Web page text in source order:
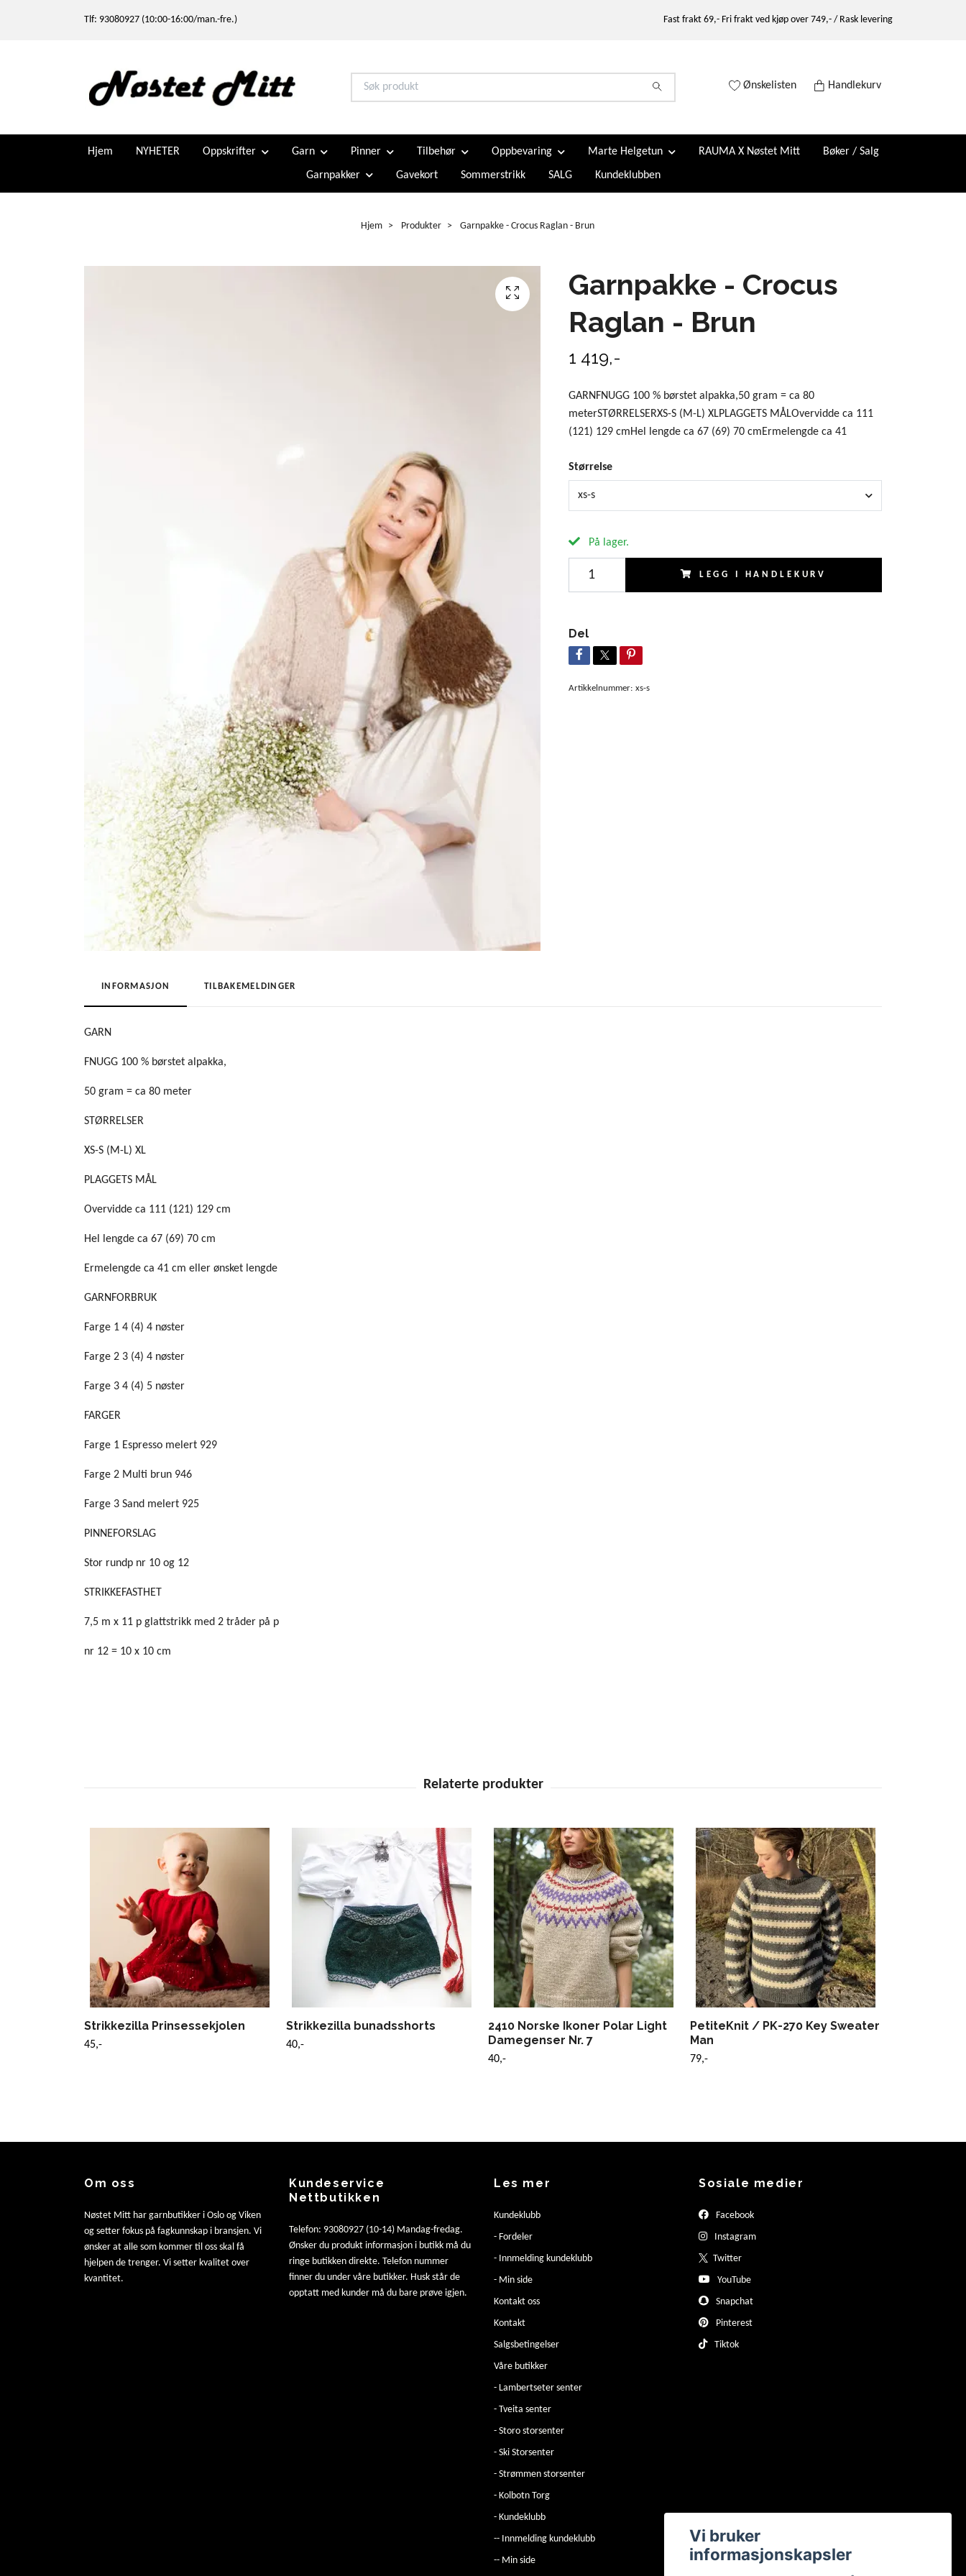
Tlf: 93080927 (10:00-16:00/man.-fre.) Fast frakt 69,- Fri frakt ved kjøp over 749,- / Rask levering
Ønskelisten Handlekurv
Hjem NYHETER Oppskrifter Garn Pinner Tilbehør Oppbevaring Marte Helgetun RAUMA X Nøstet Mitt Bøker / Salg
Garnpakker Gavekort Sommerstrikk SALG Kundeklubben
Hjem Produkter Garnpakke - Crocus Raglan - Brun
Garnpakke - Crocus
Raglan - Brun
1 419,-
GARNFNUGG 100 % børstet alpakka,50 gram = ca 80
meterSTØRRELSERXS-S (M-L) XLPLAGGETS MÅLOvervidde ca 111
(121) 129 cmHel lengde ca 67 (69) 70 cmErmelengde ca 41
Størrelse
xs-s
På lager.
LEGG I HANDLEKURV
Del
Artikkelnummer: xs-s
INFORMASJON TILBAKEMELDINGER
GARN
FNUGG 100 % børstet alpakka,
50 gram = ca 80 meter
STØRRELSER
XS-S (M-L) XL
PLAGGETS MÅL
Overvidde ca 111 (121) 129 cm
Hel lengde ca 67 (69) 70 cm
Ermelengde ca 41 cm eller ønsket lengde
GARNFORBRUK
Farge 1 4 (4) 4 nøster
Farge 2 3 (4) 4 nøster
Farge 3 4 (4) 5 nøster
FARGER
Farge 1 Espresso melert 929
Farge 2 Multi brun 946
Farge 3 Sand melert 925
PINNEFORSLAG
Stor rundp nr 10 og 12
STRIKKEFASTHET
7,5 m x 11 p glattstrikk med 2 tråder på p
nr 12 = 10 x 10 cm
Strikkezilla Prinsessekjolen
45,-
Strikkezilla bunadsshorts
40,-
2410 Norske Ikoner Polar Light
Damegenser Nr. 7
40,-
PetiteKnit / PK-270 Key Sweater
Man
79,-
Om oss
Nøstet Mitt har garnbutikker i Oslo og Viken
og setter fokus på fagkunnskap i bransjen. Vi
ønsker at alle som kommer til oss skal få
hjelpen de trenger. Vi setter kvalitet over
kvantitet.
Kundeservice
Nettbutikken
Telefon: 93080927 (10-14) Mandag-fredag.
Ønsker du produkt informasjon i butikk må du
ringe butikken direkte. Telefon nummer
finner du under våre butikker. Husk står de
opptatt med kunder må du bare prøve igjen.
Les mer
Kundeklubb
- Fordeler
- Innmelding kundeklubb
- Min side
Kontakt oss
Kontakt
Salgsbetingelser
Våre butikker
- Lambertseter senter
- Tveita senter
- Storo storsenter
- Ski Storsenter
- Strømmen storsenter
- Kolbotn Torg
- Kundeklubb
-- Innmelding kundeklubb
-- Min side
Sosiale medier
Facebook
Instagram
Twitter
YouTube
Snapchat
Pinterest
Tiktok
Vi bruker
informasjonskapsler